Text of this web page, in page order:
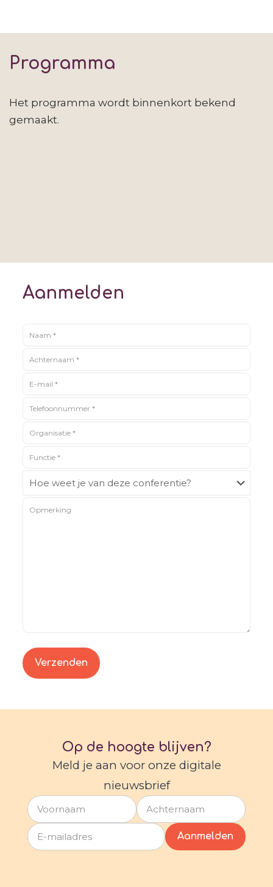
Programma
Het programma wordt binnenkort bekend
gemaakt.
Aanmelden
Op de hoogte blijven?
Meld je aan voor onze digitale
nieuwsbrief